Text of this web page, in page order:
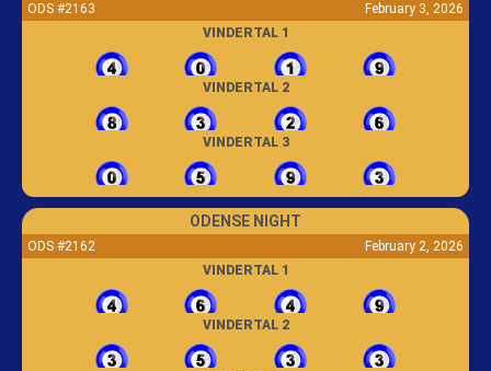
ODS #2163
February 3, 2026
VINDERTAL 1
VINDERTAL 2
VINDERTAL 3
ODENSE NIGHT
ODS #2162
February 2, 2026
VINDERTAL 1
VINDERTAL 2